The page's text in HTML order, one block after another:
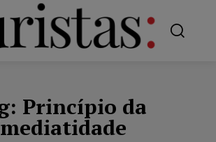
Princípio da